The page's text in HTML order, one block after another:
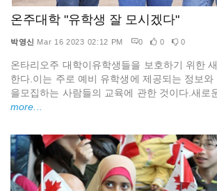
온주대학 "유학생 잘 모시겠다"
박영신 Mar 16 2023 02:12 PM 0 0 0
온타리오주 대학이유학생들을 보호하기 위한
한다.이는 주로 예비 유학생에 제공되는 정보
을모집하는 사람들의 교육에 관한 것이다.새로
more...